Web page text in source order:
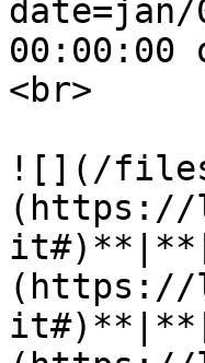
00:00:00
<br>
![](/files/-
(https://
(https://